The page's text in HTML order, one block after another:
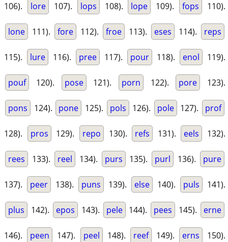
106). lore 107). lops 108). lope 109). fops 110).
lone 111). fore 112). froe 113). eses 114). reps
115). lure 116). pree 117). pour 118). enol 119).
pouf 120). pose 121). porn 122). pore 123).
pons 124). pone 125). pols 126). pole 127). prof
128). pros 129). repo 130). refs 131). eels 132).
rees 133). reel 134). purs 135). purl 136). pure
137). peer 138). puns 139). else 140). puls 141).
plus 142). epos 143). pele 144). pees 145). erne
146). peen 147). peel 148). reef 149). erns 150).